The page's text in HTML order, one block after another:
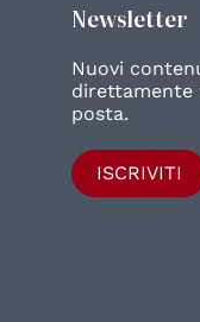
Newsletter
Nuovi
direttamente
posta.
ISCRIVITI